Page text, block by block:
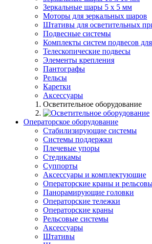
Зеркальные шары 5 х 5 мм
Моторы для зеркальных шаров
Штативы для осветительных
Подвесные системы
Комплекты систем подвесов
Телескопические подвесы
Элементы крепления
Пантографы
Рельсы
Каретки
Аксессуары
Осветительное оборудование
Операторское оборудование
Стабилизирующие системы
Системы поддержки
Плечевые упоры
Стедикамы
Суппорты
Аксессуары и комплектующие
Операторские краны и
Панорамирующие головки
Операторские тележки
Операторские краны
Рельсовые системы
Аксессуары
Штативы